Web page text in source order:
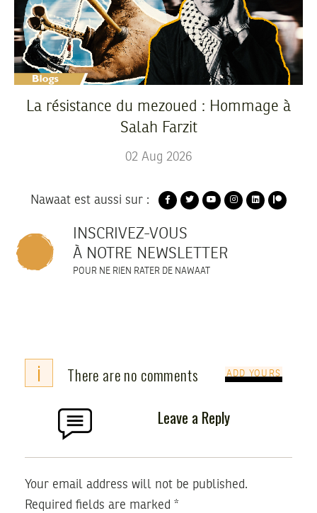
La résistance du mezoued : Hommage à
Salah Farzit
02 Aug 2026
Nawaat est aussi sur :
INSCRIVEZ-VOUS
À NOTRE NEWSLETTER
POUR NE RIEN RATER DE NAWAAT
i There are no comments ADD YOURS
Leave a Reply
Your email address will not be published.
Required fields are marked *